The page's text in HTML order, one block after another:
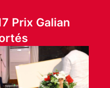
Prix Galian